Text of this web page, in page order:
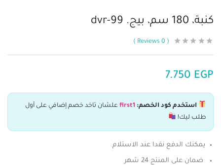
كنبة، 180 سم، بيج. dvr-99
0
7.750 EGP
استخدم كود الخصم: first1علشان تاخد خصم إضافي على أول
طلب ليك!
يمكنك الدفع نقدا عند الاستلام
ضمان على المنتج 24 شهر